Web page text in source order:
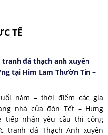
TẾ
tranh đá thạch anh xuyên
tại Him Lam Thườn Tín –
năm – thời điểm các gia
nhà cửa đón Tết – Hưng
tiếp nhận yêu cầu thi công
tranh đá Thạch Anh xuyên